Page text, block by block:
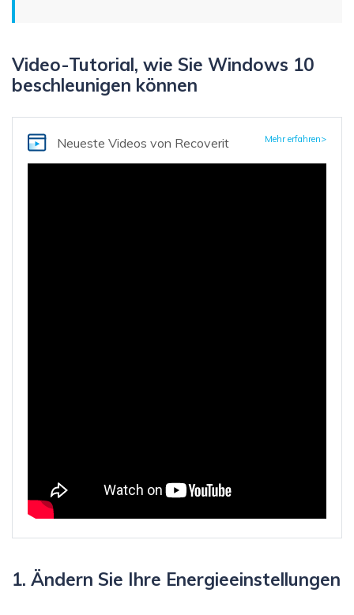
Video-Tutorial, wie Sie Windows 10
beschleunigen können
Neueste Videos von Recoverit Mehr erfahren>
1. Ändern Sie Ihre Energieeinstellungen